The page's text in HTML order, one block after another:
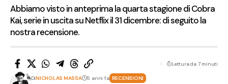
Abbiamo visto in anteprima la quarta stagione di Cobra
Kai, serie in uscita su Netflix il 31 dicembre: di seguito la
nostra recensione.
DiNICHOLAS MASSA 5 anni fa RECENSIONI
Lettura da 7 minuti